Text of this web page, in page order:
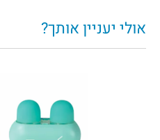
אולי יעניין אותך?